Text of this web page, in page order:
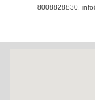
8008828830